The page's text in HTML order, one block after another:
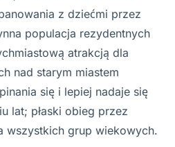
z dziećmi przez
populacja rezydentnych
atrakcją dla
nad starym miastem
się i lepiej nadaje się
lat; płaski obieg przez
wszystkich grup wiekowych.